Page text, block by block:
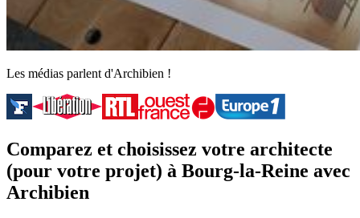
Les médias parlent d'Archibien !
Comparez et choisissez votre architecte
(pour votre projet) à Bourg-la-Reine avec
Archibien